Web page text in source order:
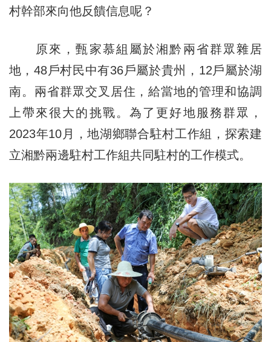
村幹部來向他反饋信息呢？
原來，甄家慕組屬於湘黔兩省群眾雜居
地，48戶村民中有36戶屬於貴州，12戶屬於湖
南。兩省群眾交叉居住，給當地的管理和協調
上帶來很大的挑戰。為了更好地服務群眾，
2023年10月，地湖鄉聯合駐村工作組，探索建
立湘黔兩邊駐村工作組共同駐村的工作模式。